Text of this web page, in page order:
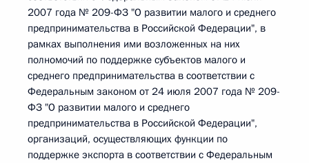
2007 года № 209-ФЗ "О развитии малого и среднего
предпринимательства в Российской Федерации", в
рамках выполнения ими возложенных на них
полномочий по поддержке субъектов малого и
среднего предпринимательства в соответствии с
Федеральным законом от 24 июля 2007 года № 209-
ФЗ "О развитии малого и среднего
предпринимательства в Российской Федерации",
организаций, осуществляющих функции по
поддержке экспорта в соответствии с Федеральным